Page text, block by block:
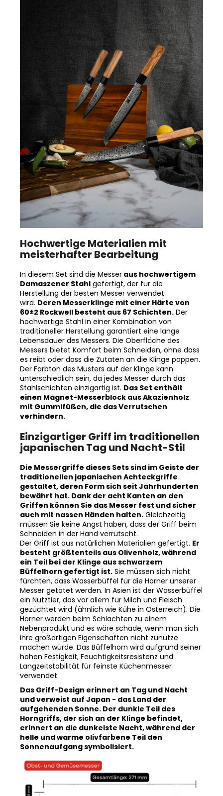
Hochwertige Materialien mit
meisterhafter Bearbeitung
aus hochwertigem
Damaszener Stahlgefertigt, der für die
Herstellung der besten Messer verwendet
wird.Deren Messerklinge mit einer Härte von
60±2 Rockwell besteht aus 67 Schichten. Der
hochwertige Stahl in einer Kombination von
traditioneller Herstellung garantiert eine lange
Lebensdauer des Messers. Die Oberfläche des
Messers bietet Komfort beim Schneiden, ohne dass
es reibt oder dass die Zutaten an die Klinge pappen.
Der Farbton des Musters auf der Klinge kann
unterschiedlich sein, da jedes Messer durch das
Stahlschichten einzigartig ist. Das Set enthält
einen Magnet-Messerblock aus Akazienholz
mit Gummifüßen, die das Verrutschen
verhindern.
japanischen Tag und Nacht-Stil
Die Messergriffe dieses Sets sind im Geiste der
traditionellen japanischen Achteckgriffe
gestaltet, deren Form sich seit Jahrhunderten
bewährt hat. Dank der acht Kanten an den
Griffen können Sie das Messer fest und sicher
auch mit nassen Händen halten.Gleichzeitig
müssen Sie keine Angst haben, dass der Griff beim
Schneiden in der Hand verrutscht.
Der Griff ist aus natürlichen Materialien gefertigt.
besteht größtenteils aus Olivenholz, während
ein Teil bei der Klinge aus schwarzem
Büffelhorn gefertigt ist.Sie müssen sich nicht
fürchten, dass Wasserbüffel für die Hörner unserer
Messer getötet werden. In Asien ist der Wasserbüffel
ein Nutztier, das vor allem für Milch und Fleisch
gezüchtet wird (ähnlich wie Kühe in Österreich). Die
Hörner werden beim Schlachten zu einem
Nebenprodukt und es wäre schade, wenn man sich
ihre großartigen Eigenschaften nicht zunutze
machen würde. Das Büffelhorn wird aufgrund seiner
hohen Festigkeit, Feuchtigkeitsresistenz und
Langzeitstabilität für feinste Küchenmesser
verwendet.
Das Griff-Design erinnert an Tag und Nacht
und verweist auf Japan - das Land der
aufgehenden Sonne. Der dunkle Teil des
Horngriffs, der sich an der Klinge befindet,
erinnert an die dunkelste Nacht, während der
helle und warme olivfarbene Teil den
Sonnenaufgang symbolisiert.